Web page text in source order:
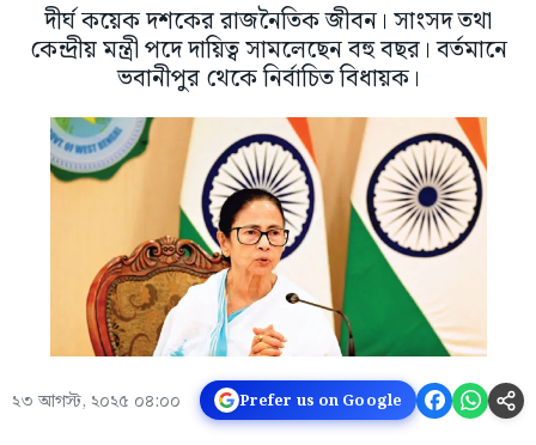
দীর্ঘ কয়েক দশকের রাজনৈতিক জীবন। সাংসদ তথা
কেন্দ্রীয় মন্ত্রী পদে দায়িত্ব সামলেছেন বহু বছর। বর্তমানে
ভবানীপুর থেকে নির্বাচিত বিধায়ক।
২৩ আগস্ট, ২০২৫ ০৪:০০ Prefer us on Google